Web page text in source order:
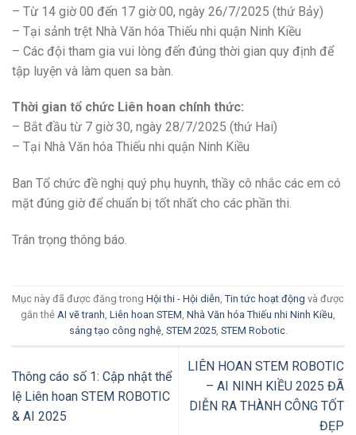
– Từ 14 giờ 00 đến 17 giờ 00, ngày 26/7/2025 (thứ Bảy)
– Tại sảnh trệt Nhà Văn hóa Thiếu nhi quận Ninh Kiều
– Các đội tham gia vui lòng đến đúng thời gian quy định để
tập luyện và làm quen sa bàn.
Thời gian tổ chức Liên hoan chính thức:
– Bắt đầu từ 7 giờ 30, ngày 28/7/2025 (thứ Hai)
– Tại Nhà Văn hóa Thiếu nhi quận Ninh Kiều
Ban Tổ chức đề nghị quý phụ huynh, thầy cô nhắc các em có
mặt đúng giờ để chuẩn bị tốt nhất cho các phần thi.
Trân trọng thông báo.
Mục này đã được đăng trong Hội thi - Hội diễn, Tin tức hoạt động và được
gắn thẻ AI vẽ tranh, Liên hoan STEM, Nhà Văn hóa Thiếu nhi Ninh Kiều,
sáng tạo công nghệ, STEM 2025, STEM Robotic.
Thông cáo số 1: Cập nhật thể
lệ Liên hoan STEM ROBOTIC
& AI 2025
LIÊN HOAN STEM ROBOTIC
– AI NINH KIỀU 2025 ĐÃ
DIỄN RA THÀNH CÔNG TỐT
ĐẸP